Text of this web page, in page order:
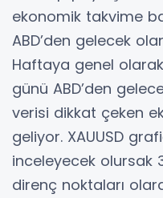
ekonomik takvime
ABD’den gelecek
Haftaya genel olarak
günü ABD’den
verisi dikkat çeken
geliyor. XAUUSD
inceleyecek olursak
direnç noktaları